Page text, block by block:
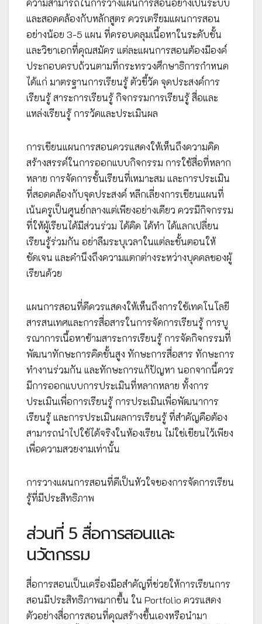
และสอดคล้องกับหลักสูตร ควรเตรียมแผนการสอน
อย่างน้อย 3-5 แผน ที่ครอบคลุมเนื้อหาในระดับชั้น
และวิชาเอกที่คุณสมัคร แต่ละแผนการสอนต้องมีองค์
ประกอบครบถ้วนตามที่กระทรวงศึกษาธิการกำหนด
ได้แก่ มาตรฐานการเรียนรู้ ตัวชี้วัด จุดประสงค์การ
เรียนรู้ สาระการเรียนรู้ กิจกรรมการเรียนรู้ สื่อและ
แหล่งเรียนรู้ การวัดและประเมินผล
การเขียนแผนการสอนควรแสดงให้เห็นถึงความคิด
สร้างสรรค์ในการออกแบบกิจกรรม การใช้สื่อที่หลาก
หลาย การจัดการชั้นเรียนที่เหมาะสม และการประเมิน
ที่สอดคล้องกับจุดประสงค์ หลีกเลี่ยงการเขียนแผนที่
เน้นครูเป็นศูนย์กลางแต่เพียงอย่างเดียว ควรมีกิจกรรม
ที่ให้ผู้เรียนได้มีส่วนร่วม ได้คิด ได้ทำ ได้แลกเปลี่ยน
เรียนรู้ร่วมกัน อย่าลืมระบุเวลาในแต่ละขั้นตอนให้
ชัดเจน และคำนึงถึงความแตกต่างระหว่างบุคคลของผู้
เรียนด้วย
แผนการสอนที่ดีควรแสดงให้เห็นถึงการใช้เทคโนโลยี
สารสนเทศและการสื่อสารในการจัดการเรียนรู้ การบู
รณาการเนื้อหาข้ามสาระการเรียนรู้ การจัดกิจกรรมที่
พัฒนาทักษะการคิดขั้นสูง ทักษะการสื่อสาร ทักษะการ
ทำงานร่วมกัน และทักษะการแก้ปัญหา นอกจากนี้ควร
มีการออกแบบการประเมินที่หลากหลาย ทั้งการ
ประเมินเพื่อการเรียนรู้ การประเมินเพื่อพัฒนาการ
เรียนรู้ และการประเมินผลการเรียนรู้ ที่สำคัญคือต้อง
สามารถนำไปใช้ได้จริงในห้องเรียน ไม่ใช่เขียนไว้เพียง
เพื่อความสวยงามเท่านั้น
การวางแผนการสอนที่ดีเป็นหัวใจของการจัดการเรียน
รู้ที่มีประสิทธิภาพ
ส่วนที่ 5 สื่อการสอนและ
นวัตกรรม
สื่อการสอนเป็นเครื่องมือสำคัญที่ช่วยให้การเรียนการ
สอนมีประสิทธิภาพมากขึ้น ใน Portfolio ควรแสดง
ตัวอย่างสื่อการสอนที่คุณสร้างขึ้นเองหรือนำมา